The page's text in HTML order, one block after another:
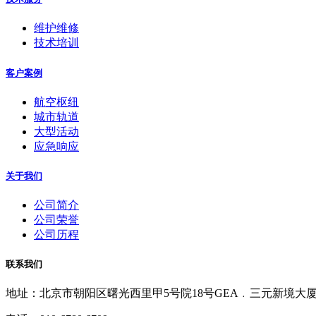
维护维修
技术培训
客户案例
航空枢纽
城市轨道
大型活动
应急响应
关于我们
公司简介
公司荣誉
公司历程
联系我们
地址：北京市朝阳区曙光西里甲5号院18号GEA﹒三元新境大